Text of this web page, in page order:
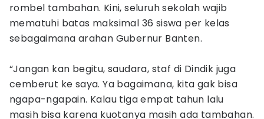
rombel tambahan. Kini, seluruh sekolah wajib
mematuhi batas maksimal 36 siswa per kelas
sebagaimana arahan Gubernur Banten.
“Jangan kan begitu, saudara, staf di Dindik juga
cemberut ke saya. Ya bagaimana, kita gak bisa
ngapa-ngapain. Kalau tiga empat tahun lalu
masih bisa karena kuotanya masih ada tambahan.